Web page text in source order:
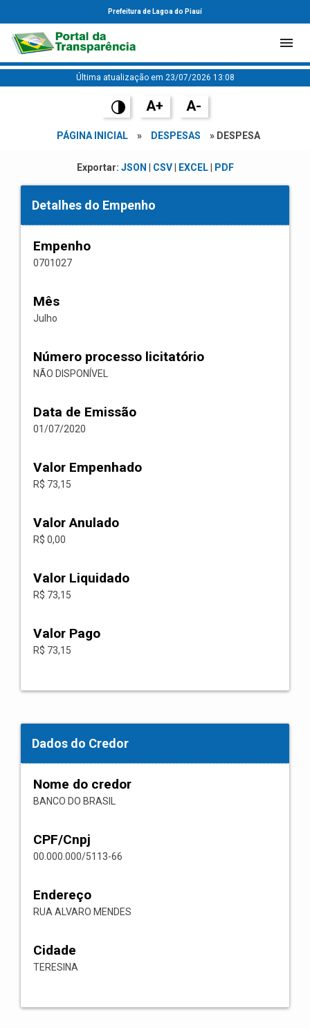
Prefeitura de Lagoa do Piauí
Última atualização em 23/07/2026 13:08
A+ A-
PÁGINA INICIAL » DESPESAS » DESPESA
Exportar: JSON CSV| EXCEL| PDF
Detalhes do Empenho
Empenho
0701027
Mês
Julho
Número processo licitatório
NÃO DISPONÍVEL
Data de Emissão
01/07/2020
Valor Empenhado
R$ 73,15
Valor Anulado
R$ 0,00
Valor Liquidado
R$ 73,15
Valor Pago
R$ 73,15
Dados do Credor
Nome do credor
BANCO DO BRASIL
CPF/Cnpj
00.000.000/5113-66
Endereço
RUA ALVARO MENDES
Cidade
TERESINA